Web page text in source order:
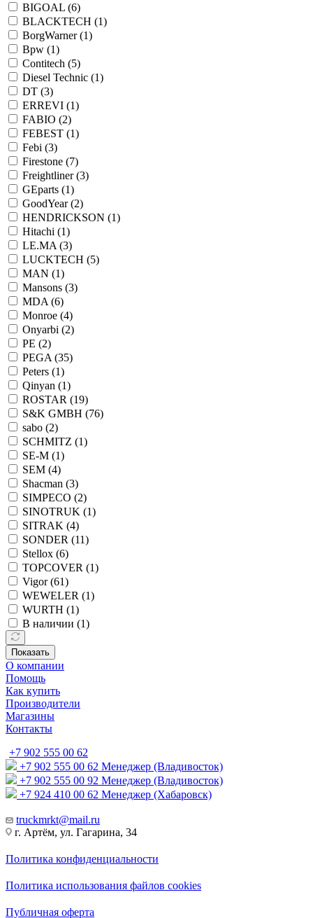
BIGOAL (6)
BLACKTECH (1)
BorgWarner (1)
Bpw (1)
Contitech (5)
Diesel Technic (1)
DT (3)
ERREVI (1)
FABIO (2)
FEBEST (1)
Febi (3)
Firestone (7)
Freightliner (3)
GEparts (1)
GoodYear (2)
HENDRICKSON (1)
Hitachi (1)
LE.MA (3)
LUCKTECH (5)
MAN (1)
Mansons (3)
MDA (6)
Monroe (4)
Onyarbi (2)
PE (2)
PEGA (35)
Peters (1)
Qinyan (1)
ROSTAR (19)
S&K GMBH (76)
sabo (2)
SCHMITZ (1)
SE-M (1)
SEM (4)
Shacman (3)
SIMPECO (2)
SINOTRUK (1)
SITRAK (4)
SONDER (11)
Stellox (6)
TOPCOVER (1)
Vigor (61)
WEWELER (1)
WURTH (1)
В наличии (1)
Показать
О компании
Помощь
Как купить
Производители
Магазины
Контакты
+7 902 555 00 62
+7 902 555 00 62 Менеджер (Владивосток)
+7 902 555 00 92 Менеджер (Владивосток)
+7 924 410 00 62 Менеджер (Хабаровск)
truckmrkt@mail.ru
г. Артём, ул. Гагарина, 34
Политика конфиденциальности
Политика использования файлов cookies
Публичная оферта